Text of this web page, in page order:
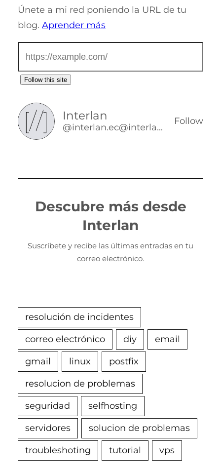
Únete a mi red poniendo la URL de tu
blog. Aprender más
Follow this site
Interlan
@interlan.ec@interlan.ec
Follow
Descubre más desde
Interlan
Suscríbete y recibe las últimas entradas en tu
correo electrónico.
resolución de incidentes
correo electrónico diy email
gmail linux postfix
resolucion de problemas
seguridad selfhosting
servidores solucion de problemas
troubleshoting tutorial vps